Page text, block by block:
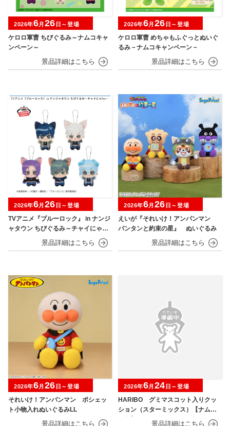
ケロロ軍曹 ちびぐるみ～ナムコキャ
ンペーン～
2026年6月 26 日～登場
ケロロ軍曹 めちゃもふぐっとぬいぐ
るみ－ナムコキャンペーン－
2026年6月 26 日～登場
TVアニメ『ブルーロック』 in ナンジ
ャタウン ちびぐるみ～チャイにゃFe
2026年6月 26 日～登場
えいが『それいけ！アンパンマン
パンタンと約束の星』 ぬいぐるみ
2026年6月 26 日～登場
それいけ！アンパンマン ポシェッ
ト小物入れぬいぐるみLL
2026年6月 26 日～登場
HARIBO グミマスコット入りクッ
ション（スターミックス）【ナムコ
2026年6月 24 日～登場